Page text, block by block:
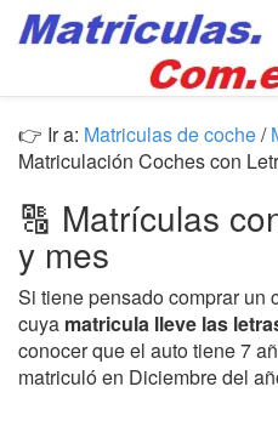
👉 Ir a: Matriculas de coche/
Matriculación Coches con
🔠 Matrículas
y mes
Si tiene pensado comprar un
cuya matricula lleve las
conocer que el auto tiene 7
matriculó en Diciembre del